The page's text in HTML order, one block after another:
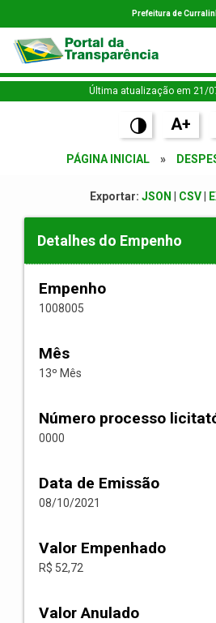
Prefeitura de
Última atualização em 21/
A+
PÁGINA INICIAL »
Exportar: JSON CSV|
Detalhes do Empenho
Empenho
1008005
Mês
13º Mês
Número processo
0000
Data de Emissão
08/10/2021
Valor Empenhado
R$ 52,72
Valor Anulado